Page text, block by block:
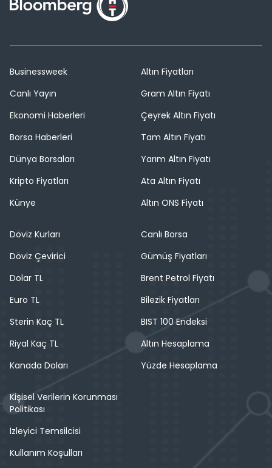
Businessweek
Canlı Yayın
Ekonomi Haberleri
Borsa Haberleri
Dünya Borsaları
Kripto Fiyatları
Künye
Altın Fiyatları
Gram Altın Fiyatı
Çeyrek Altın Fiyatı
Tam Altın Fiyatı
Yarım Altın Fiyatı
Ata Altın Fiyatı
Altın ONS Fiyatı
Döviz Kurları
Döviz Çevirici
Dolar TL
Euro TL
Sterin Kaç TL
Riyal Kaç TL
Kanada Doları
Canlı Borsa
Gümüş Fiyatları
Brent Petrol Fiyatı
Bilezik Fiyatları
BIST 100 Endeksi
Altın Hesaplama
Yüzde Hesaplama
Kişisel Verilerin Korunması
Politikası
İzleyici Temsilcisi
Kullanım Koşulları